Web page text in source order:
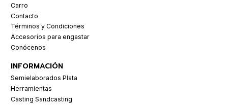
Carro
Contacto
Términos y Condiciones
Accesorios para engastar
Conócenos
INFORMACIÓN
Semielaborados Plata
Herramientas
Casting Sandcasting